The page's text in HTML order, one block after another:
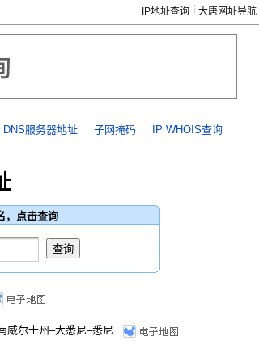
大唐网址导航
IP地址查询
DNS服务器地址 子网掩码 IP WHOIS查询
，点击查询
威尔士州–大悉尼–悉尼